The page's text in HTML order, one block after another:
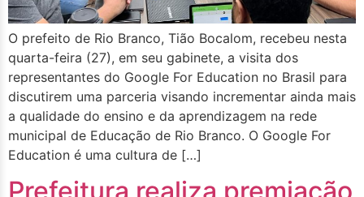
O prefeito de Rio Branco, Tião Bocalom, recebeu nesta
quarta-feira (27), em seu gabinete, a visita dos
representantes do Google For Education no Brasil para
discutirem uma parceria visando incrementar ainda mais
a qualidade do ensino e da aprendizagem na rede
municipal de Educação de Rio Branco. O Google For
Education é uma cultura de […]